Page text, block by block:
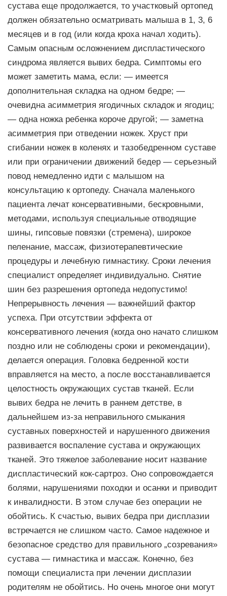
сустава еще продолжается, то участковый ортопед
должен обязательно осматривать малыша в 1, 3, 6
месяцев и в год (или когда кроха начал ходить).
Самым опасным осложнением диспластического
синдрома является вывих бедра. Симптомы его
может заметить мама, если: — имеется
дополнительная складка на одном бедре; —
очевидна асимметрия ягодичных складок и ягодиц;
— одна ножка ребенка короче другой; — заметна
асимметрия при отведении ножек. Хруст при
сгибании ножек в коленях и тазобедренном суставе
или при ограничении движений бедер — серьезный
повод немедленно идти с малышом на
консультацию к ортопеду. Сначала маленького
пациента лечат консервативными, бескровными,
методами, используя специальные отводящие
шины, гипсовые повязки (стремена), широкое
пеленание, массаж, физиотерапевтические
процедуры и лечебную гимнастику. Сроки лечения
специалист определяет индивидуально. Снятие
шин без разрешения ортопеда недопустимо!
Непрерывность лечения — важнейший фактор
успеха. При отсутствии эффекта от
консервативного лечения (когда оно начато слишком
поздно или не соблюдены сроки и рекомендации),
делается операция. Головка бедренной кости
вправляется на место, а после восстанавливается
целостность окружающих сустав тканей. Если
вывих бедра не лечить в раннем детстве, в
дальнейшем из-за неправильного смыкания
суставных поверхностей и нарушенного движения
развивается воспаление сустава и окружающих
тканей. Это тяжелое заболевание носит название
диспластический кок-сартроз. Оно сопровождается
болями, нарушениями походки и осанки и приводит
к инвалидности. В этом случае без операции не
обойтись. К счастью, вывих бедра при дисплазии
встречается не слишком часто. Самое надежное и
безопасное средство для правильного „созревания»
сустава — гимнастика и массаж. Конечно, без
помощи специалиста при лечении дисплазии
родителям не обойтись. Но очень многое они могут